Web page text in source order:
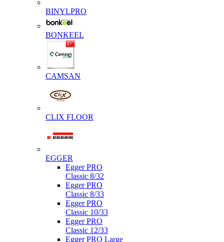
BINYLPRO
BONKEEL
CAMSAN
CLIX FLOOR
EGGER
Egger PRO
Classic 8/32
Egger PRO
Classic 8/33
Egger PRO
Classic 10/33
Egger PRO
Classic 12/33
Egger PRO Large